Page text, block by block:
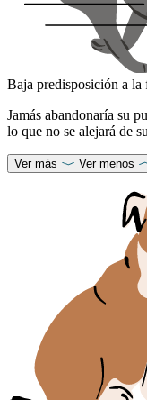
Baja predisposición a la
Jamás abandonaría su
lo que no se alejará de
Ver más Ver menos